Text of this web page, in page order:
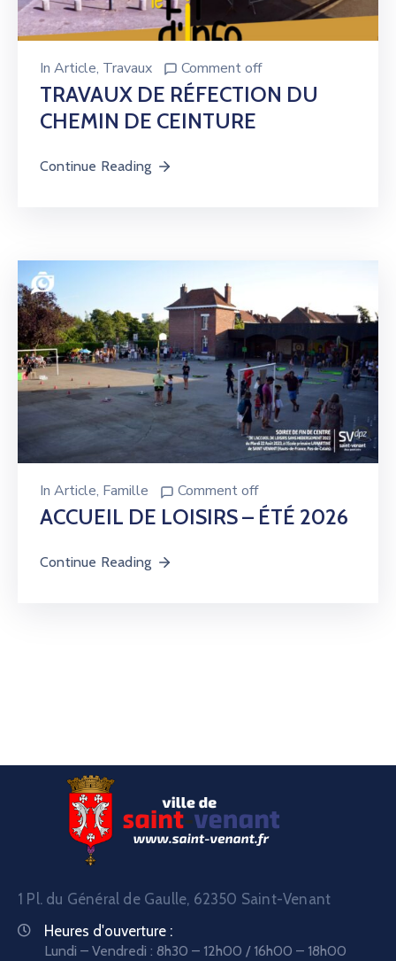
In Article‚ Travaux Comment off
TRAVAUX DE RÉFECTION DU
CHEMIN DE CEINTURE
Continue Reading
In Article‚ Famille Comment off
ACCUEIL DE LOISIRS – ÉTÉ 2026
Continue Reading
1 Pl. du Général de Gaulle, 62350 Saint-Venant
Heures d'ouverture :
Lundi – Vendredi : 8h30 – 12h00 / 16h00 – 18h00